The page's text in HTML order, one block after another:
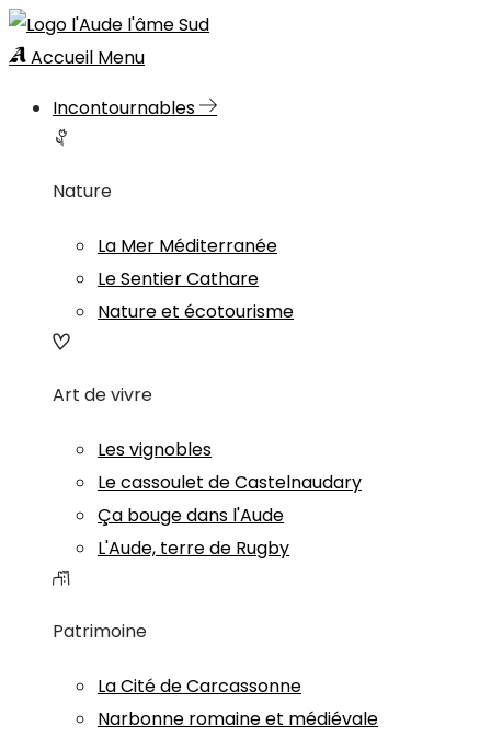
Accueil Menu
Incontournables
Nature
La Mer Méditerranée
Le Sentier Cathare
Nature et écotourisme
Art de vivre
Les vignobles
Le cassoulet de Castelnaudary
Ça bouge dans l'Aude
L'Aude, terre de Rugby
Patrimoine
La Cité de Carcassonne
Narbonne romaine et médiévale